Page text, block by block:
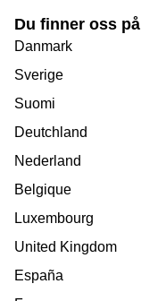
Du finner oss på
Danmark
Sverige
Suomi
Deutchland
Nederland
Belgique
Luxembourg
United Kingdom
España